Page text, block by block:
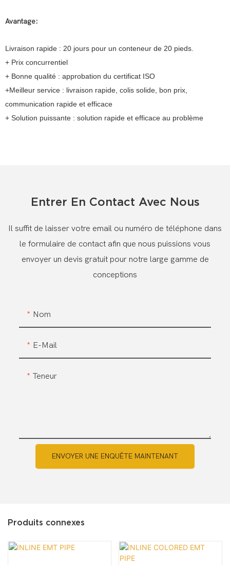
Avantage:
Livraison rapide : 20 jours pour un conteneur de 20 pieds.
+ Prix concurrentiel
+ Bonne qualité : approbation du certificat ISO
+Meilleur service : livraison rapide, colis solide, bon prix,
communication rapide et efficace
+ Solution puissante : solution rapide et efficace au problème
Entrer En Contact Avec Nous
Il suffit de laisser votre email ou numéro de téléphone dans
le formulaire de contact afin que nous puissions vous
envoyer un devis gratuit pour notre large gamme de
conceptions
Nom
E-Mail
Teneur
ENVOYER UNE ENQUÊTE MAINTENANT
Produits connexes